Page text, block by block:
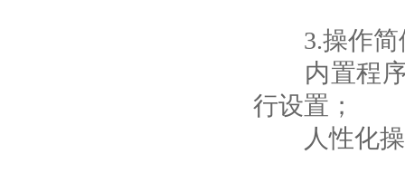
3.操作简
内置程序
行设置；
人性化操